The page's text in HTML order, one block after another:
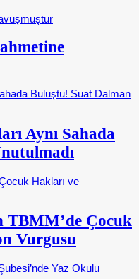
Aynı Sahada
TBMM’de Çocuk
Vurgusu